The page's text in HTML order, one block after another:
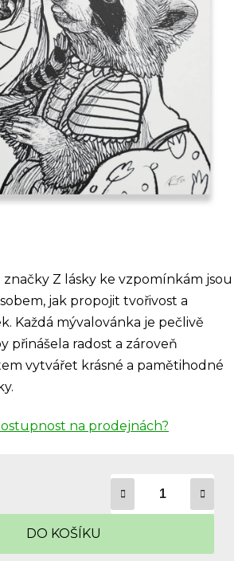
Z lásky ke vzpomínkám jsou
jak propojit tvořivost a
Každá mývalovánka je pečlivě
přinášela radost a zároveň
vytvářet krásné a pamětihodné
na prodejnách?
DO KOŠÍKU